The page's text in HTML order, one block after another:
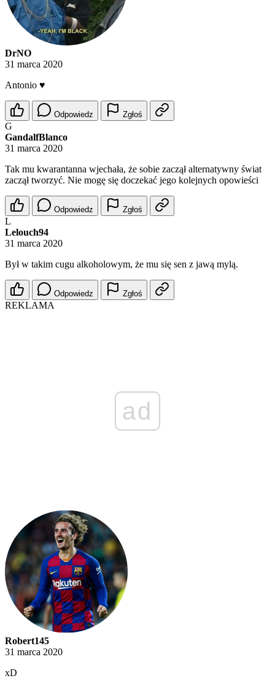
DrNO
31 marca 2020
Antonio ♥️
Odpowiedz Zgłoś
G
GandalfBlanco
31 marca 2020
Tak mu kwarantanna wjechała, że sobie zaczął alternatywny świat
zaczął tworzyć. Nie mogę się doczekać jego kolejnych opowieści
Odpowiedz Zgłoś
L
Lelouch94
31 marca 2020
Był w takim cugu alkoholowym, że mu się sen z jawą mylą.
Odpowiedz Zgłoś
REKLAMA
ad
Robert145
31 marca 2020
xD